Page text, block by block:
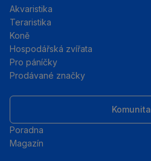
Akvaristika
Teraristika
Koně
Hospodářská zvířata
Pro páníčky
Prodávané značky
Komunita
Poradna
Magazín